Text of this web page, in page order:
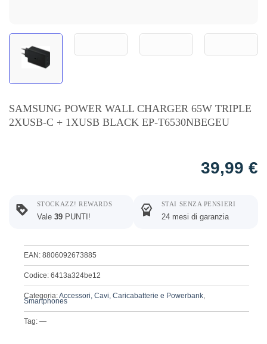
SAMSUNG POWER WALL CHARGER 65W TRIPLE
2XUSB-C + 1XUSB BLACK EP-T6530NBEGEU
39,99 €
STOCKAZZ! REWARDS
Vale 39 PUNTI!
STAI SENZA PENSIERI
24 mesi di garanzia
EAN: 8806092673885
Codice: 6413a324be12
Categoria:Accessori, Cavi, Caricabatterie e Powerbank,
Smartphones
Tag: —